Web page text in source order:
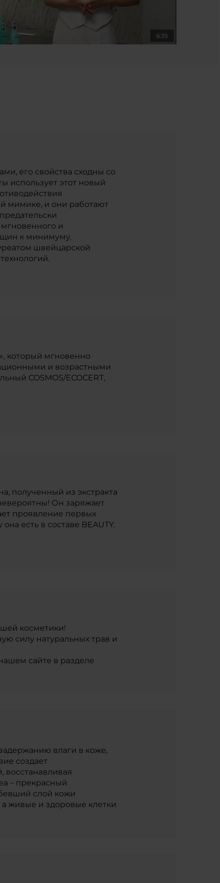
6:35
его свойства сходны со
использует этот новый
мимике, и они работают
и
к минимуму.
швейцарской
который мгновенно
и возрастными
COSMOS/ECOCERT,
полученный из экстракта
Он заряжает
проявление первых
есть в составе BEAUTY.
косметики!
силу натуральных трав и
сайте в разделе
влаги в коже,
создает
восстанавливая
– прекрасный
слой кожи
живые и здоровые клетки